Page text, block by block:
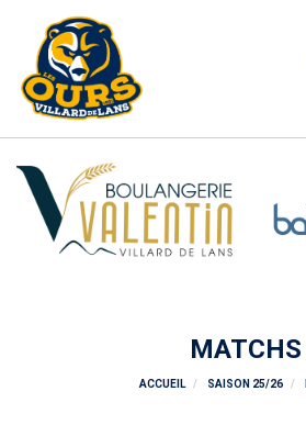
MATCHS
ACCUEIL SAISON 25/26
Panneau de gestion des cookies